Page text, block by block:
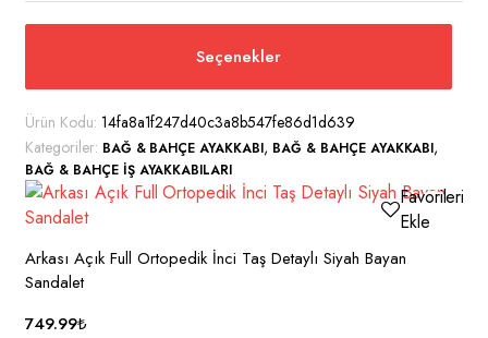
Seçenekler
birden
fazla
varyasyonu
var.
Seçenekler
ürün
seçilebilir
Ürün Kodu: 14fa8a1f247d40c3a8b547fe86d1d639
Kategoriler: BAĞ & BAHÇE AYAKKABI, BAĞ & BAHÇE AYAKKABI,
BAĞ & BAHÇE İŞ AYAKKABILARI
Favorilerime
Ekle
Arkası Açık Full Ortopedik İnci Taş Detaylı Siyah Bayan
Sandalet
749.99₺